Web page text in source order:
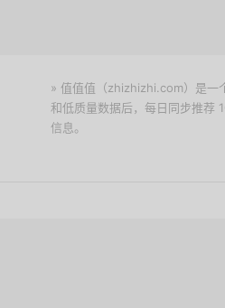
» 值值值（zhizhizhi.com）是一
和低质量数据后，每日同步推荐
信息。